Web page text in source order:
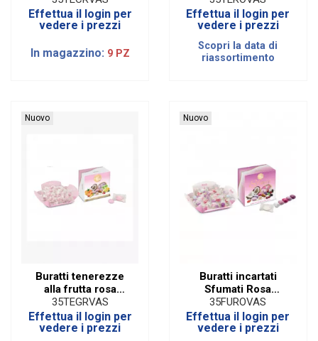
Effettua il login per
vedere i prezzi
In magazzino: 9 PZ
(500 gr)
Effettua il login per
vedere i prezzi
Scopri la data di
riassortimento
Nuovo
Buratti tenerezze
alla frutta rosa
incartati (500 gr)
35TEGRVAS
Effettua il login per
vedere i prezzi
Nuovo
Buratti incartati
Sfumati Rosa
incartati (500 gr)
35FUROVAS
Effettua il login per
vedere i prezzi